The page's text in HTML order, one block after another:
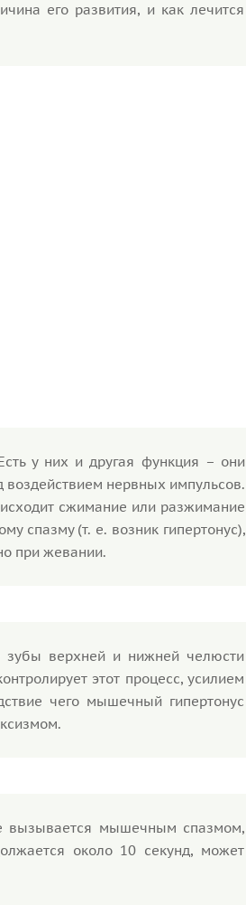
его развития, и как лечится
у них и другая функция – они
нервных импульсов.
сжимание или разжимание
спазму (т. е. возник гипертонус),
при жевании.
зубы верхней и нижней челюсти
этот процесс, усилием
чего мышечный гипертонус
вызывается мышечным спазмом,
около 10 секунд, может